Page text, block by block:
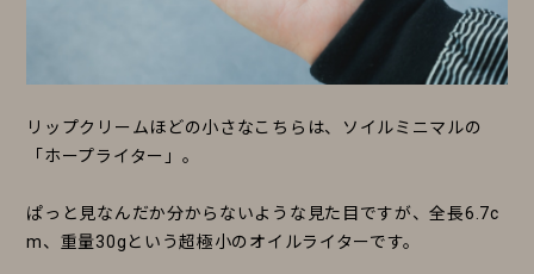
リップクリームほどの小さなこちらは、ソイルミニマルの
「ホープライター」。
ぱっと見なんだか分からないような見た目ですが、全長6.7c
m、重量30gという超極小のオイルライターです。